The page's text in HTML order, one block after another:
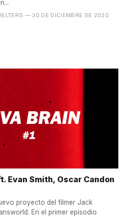
— 30 DE DICIEMBRE DE 2020
Evan Smith, Oscar Candon
proyecto del filmer Jack
En el primer episodio